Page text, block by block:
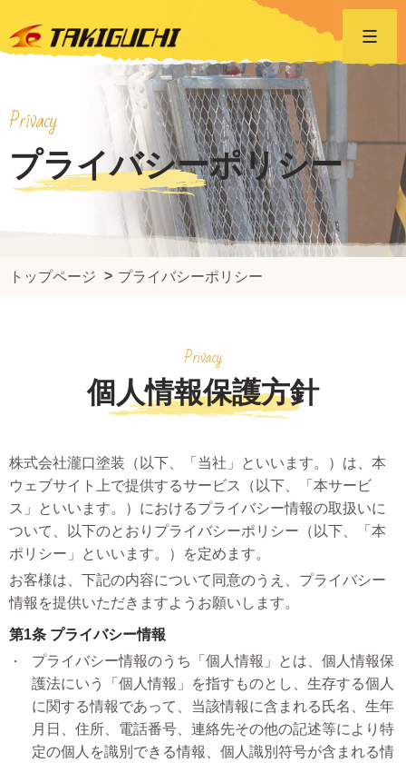
Privacy
プライバシーポリシー
トップページ プライバシーポリシー
Privacy
個人情報保護方針
株式会社瀧口塗装（以下、「当社」といいます。）は、本
ウェブサイト上で提供するサービス（以下、「本サービ
ス」といいます。）におけるプライバシー情報の取扱いに
ついて、以下のとおりプライバシーポリシー（以下、「本
ポリシー」といいます。）を定めます。
お客様は、下記の内容について同意のうえ、プライバシー
情報を提供いただきますようお願いします。
第1条 プライバシー情報
プライバシー情報のうち「個人情報」とは、個人情報保
護法にいう「個人情報」を指すものとし、生存する個人
に関する情報であって、当該情報に含まれる氏名、生年
月日、住所、電話番号、連絡先その他の記述等により特
定の個人を識別できる情報、個人識別符号が含まれる情